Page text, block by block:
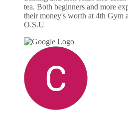
tea. Both beginners and more
their money's worth at 4th Gym
O.S.U